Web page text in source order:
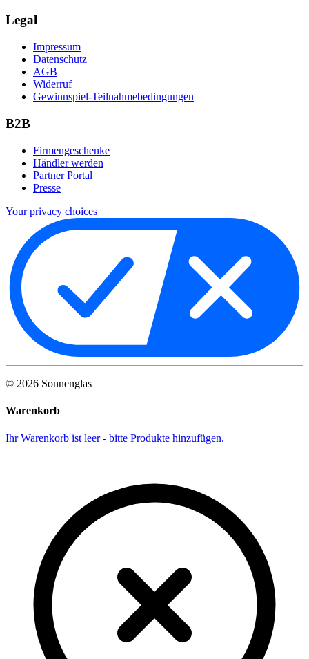
Legal
Impressum
Datenschutz
AGB
Widerruf
Gewinnspiel-Teilnahmebedingungen
B2B
Firmengeschenke
Händler werden
Partner Portal
Presse
Your privacy choices
© 2026 Sonnenglas
Warenkorb
Ihr Warenkorb ist leer - bitte Produkte hinzufügen.